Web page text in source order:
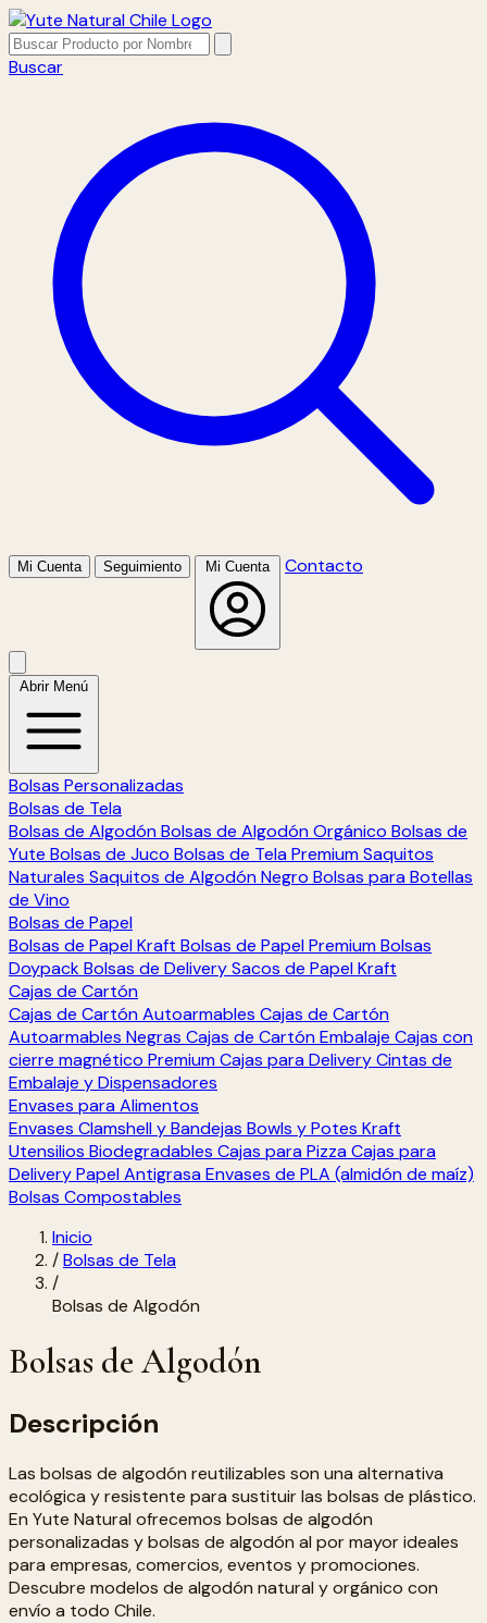
Buscar
Mi Cuenta Seguimiento Mi Cuenta Contacto
Abrir Menú
Bolsas Personalizadas
Bolsas de Tela
Bolsas de Algodón Bolsas de Algodón Orgánico Bolsas de
Yute Bolsas de Juco Bolsas de Tela Premium Saquitos
Naturales Saquitos de Algodón Negro Bolsas para Botellas
de Vino
Bolsas de Papel
Bolsas de Papel Kraft Bolsas de Papel Premium Bolsas
DoypackBolsas de DeliverySacos de Papel Kraft
Cajas de Cartón
Cajas de Cartón Autoarmables Cajas de Cartón
Autoarmables Negras Cajas de Cartón Embalaje Cajas con
cierre magnético Premium Cajas para DeliveryCintas de
Embalaje y Dispensadores
Envases para Alimentos
Envases Clamshell y Bandejas Bowls y Potes Kraft
Utensilios Biodegradables Cajas para Pizza Cajas para
DeliveryPapel Antigrasa Envases de PLA (almidón de maíz)
Bolsas Compostables
Inicio
/Bolsas de Tela
/
Bolsas de Algodón
Bolsas de Algodón
Descripción
Las bolsas de algodón reutilizables son una alternativa
ecológica y resistente para sustituir las bolsas de plástico.
En Yute Natural ofrecemos bolsas de algodón
personalizadas y bolsas de algodón al por mayor ideales
para empresas, comercios, eventos y promociones.
Descubre modelos de algodón natural y orgánico con
envío a todo Chile.